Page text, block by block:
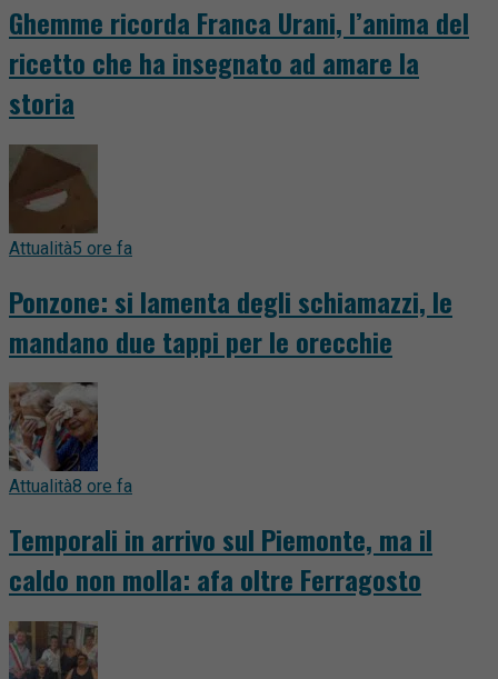
Ghemme ricorda Franca Urani, l’anima del
ricetto che ha insegnato ad amare la
storia
Attualità5 ore fa
Ponzone: si lamenta degli schiamazzi, le
mandano due tappi per le orecchie
Attualità8 ore fa
Temporali in arrivo sul Piemonte, ma il
caldo non molla: afa oltre Ferragosto